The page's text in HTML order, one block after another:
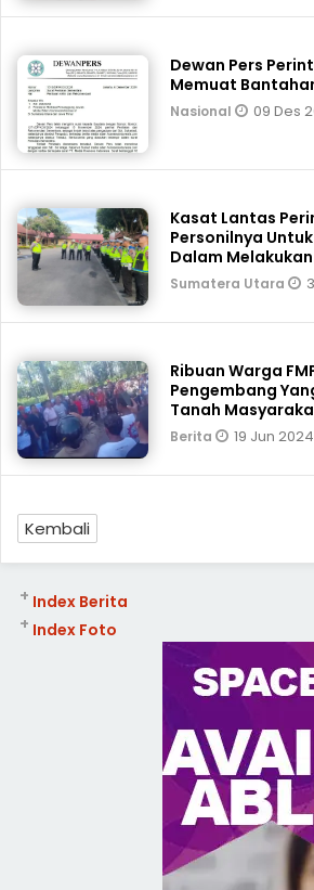
Dewan Pers
Memuat
Nasional 09 Des
Kasat Lantas
Personilnya
Dalam
Sumatera Utara
Ribuan Warga
Pengembang
Tanah
Berita 19 Jun 2024
Kembali
Index Berita
+
Index Foto
+